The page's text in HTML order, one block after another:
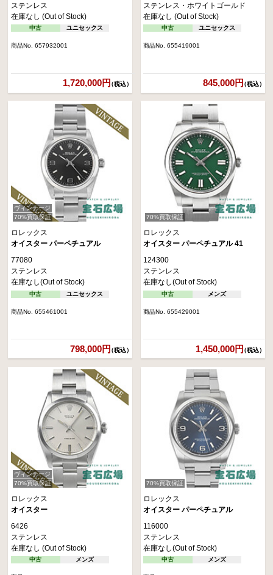
ステンレス
在庫なし (Out of Stock)
中古 ユニセックス
商品No. 657932001
1,720,000円（税込）
ステンレス・ホワイトゴールド
在庫なし (Out of Stock)
中古 ユニセックス
商品No. 655419001
845,000円（税込）
ヴィンテージ
70%買取保証
ロレックス
オイスター パーペチュアル
77080
ステンレス
在庫なし(Out of Stock)
中古 ユニセックス
商品No. 655461001
798,000円（税込）
70%買取保証
ロレックス
オイスター パーペチュアル 41
124300
ステンレス
在庫なし(Out of Stock)
中古 メンズ
商品No. 655429001
1,450,000円（税込）
ヴィンテージ
70%買取保証
ロレックス
オイスター
6426
ステンレス
在庫なし (Out of Stock)
中古 メンズ
70%買取保証
ロレックス
オイスター パーペチュアル
116000
ステンレス
在庫なし(Out of Stock)
中古 メンズ